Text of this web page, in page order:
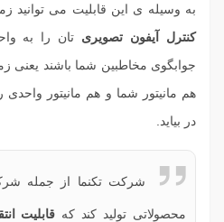
به وسیله ی این قابلیت می توانید
کنترل آیفون تصویری تان را به
جوابگوی مخاطبین شما باشند یعنی
هم مانیتور شما و هم مانیتور واحدی
در بیاید.
شرکت تکنما از جمله
محصولاتی تولید کند که قابلیت